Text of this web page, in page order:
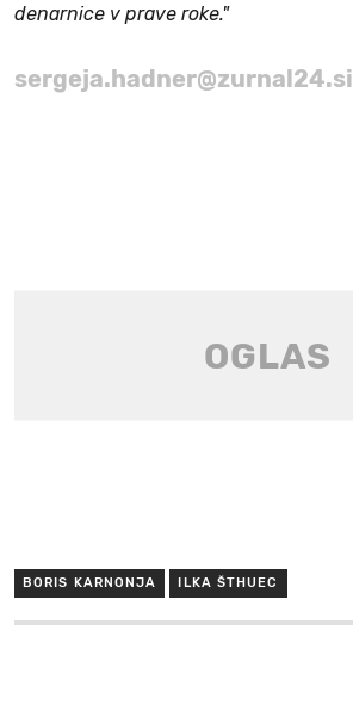
denarnice v prave roke."
sergeja.hadner@zurnal24.si
BORIS KARNONJA ILKA ŠTHUEC